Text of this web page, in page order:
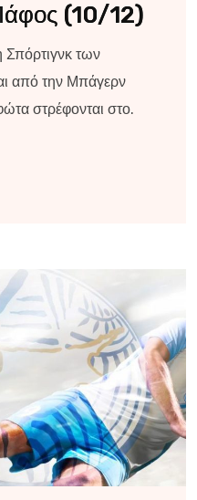
(10/12)
των
από την Μπάγερν
στρέφονται στο.